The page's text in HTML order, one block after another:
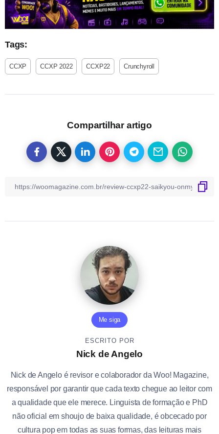
Tags:
CCXP CCXP 2022 CCXP22 Crunchyroll
Compartilhar artigo
Me siga
ESCRITO POR
Nick de Angelo
Nick de Angelo é revisor e colaborador da Woo! Magazine,
responsável por garantir que cada texto chegue ao leitor com
a qualidade que ele merece. Linguista de formação e PhD
não oficial em shoujo de baixa qualidade, é obcecado por
cultura pop em todas as suas formas, das leituras mais